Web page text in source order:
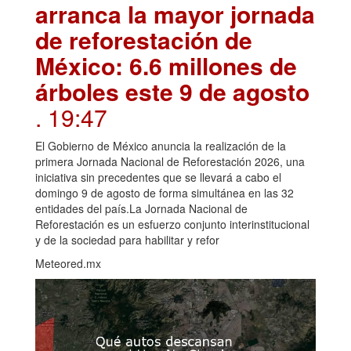
arranca la mayor jornada
de reforestación de
México: 6.6 millones de
árboles este 9 de agosto
. 19:47
El Gobierno de México anuncia la realización de la
primera Jornada Nacional de Reforestación 2026, una
iniciativa sin precedentes que se llevará a cabo el
domingo 9 de agosto de forma simultánea en las 32
entidades del país.La Jornada Nacional de
Reforestación es un esfuerzo conjunto interinstitucional
y de la sociedad para habilitar y refor
Meteored.mx